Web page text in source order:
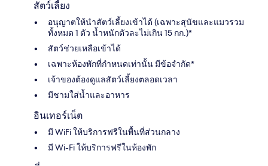
สัตว์เลี้ยง
อนุญาตให้นำสัตว์เลี้ยงเข้าได้ (เฉพาะสุนัขและแมวรวม
ทั้งหมด 1 ตัว น้ำหนักตัวละไม่เกิน 15 กก.)*
สัตว์ช่วยเหลือเข้าได้
เฉพาะห้องพักที่กำหนดเท่านั้น มีข้อจำกัด*
เจ้าของต้องดูแลสัตว์เลี้ยงตลอดเวลา
มีชามใส่น้ำและอาหาร
อินเทอร์เน็ต
มี WiFi ให้บริการฟรีในพื้นที่ส่วนกลาง
มี Wi-Fi ให้บริการฟรีในห้องพัก